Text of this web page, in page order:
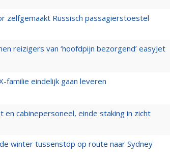
zelfgemaakt Russisch passagierstoestel
reizigers van ‘hoofdpijn bezorgend’ easyJet
familie eindelijk gaan leveren
en cabinepersoneel, einde staking in zicht
winter tussenstop op route naar Sydney